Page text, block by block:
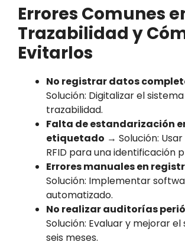
Errores Comunes
Trazabilidad y
Evitarlos
No registrar datos
Solución: Digitalizar el
trazabilidad.
Falta de estandarización
etiquetado → Solución:
RFID para una identificación
Errores manuales en
Solución: Implementar
automatizado.
No realizar auditorías
Solución: Evaluar y mejorar
seis meses.